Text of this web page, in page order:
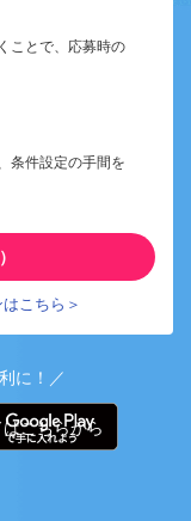
ことで、応募時の
条件設定の手間を
こちら＞
に！／
こちらから